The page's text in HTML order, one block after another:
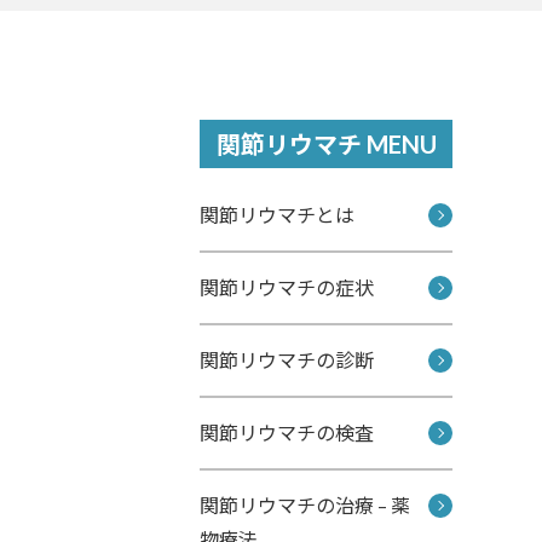
関節リウマチ MENU
関節リウマチとは
関節リウマチの症状
関節リウマチの診断
関節リウマチの検査
関節リウマチの治療 – 薬